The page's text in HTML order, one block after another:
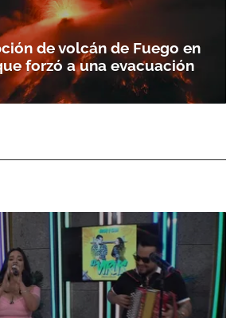
de volcán de Fuego en
forzó a una evacuación